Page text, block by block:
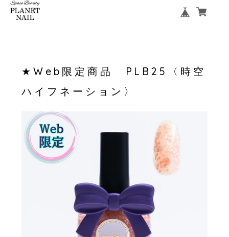
★Web限定商品 PLB25〈時空
ハイフネーション〉